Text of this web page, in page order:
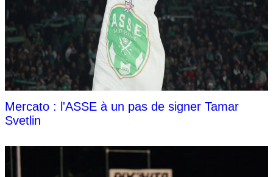
Mercato : l'ASSE à un pas de signer Tamar
Svetlin